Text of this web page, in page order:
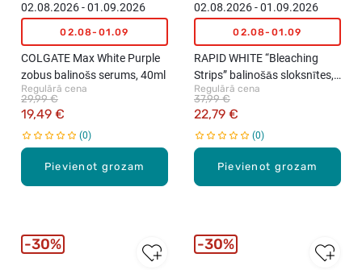
Pievienot grozam
02.08.2026 - 01.09.2026
02.08-01.09
COLGATE Max White Purple
zobus balinošs serums, 40ml
Regulārā cena
19,49 €
29,99 €
0
Pievienot grozam
02.08.2026 - 01.09.2026
02.08-01.09
RAPID WHITE “Bleaching
Strips” balinošās sloksnītes,
6gb.
Regulārā cena
22,79 €
37,99 €
0
30% 30%